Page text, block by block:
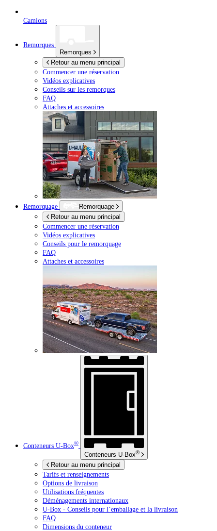
Camions
Remorques
Remorques
Retour au menu principal
Commencer une réservation
Vidéos explicatives
Conseils sur les remorques
FAQ
Attaches et accessoires
Remorquage
Remorquage
Retour au menu principal
Commencer une réservation
Vidéos explicatives
Conseils pour le remorquage
FAQ
Attaches et accessoires
Conteneurs U-Box®
Conteneurs U-Box®
Retour au menu principal
Tarifs et renseignements
Options de livraison
Utilisations fréquentes
Déménagements internationaux
U-Box - Conseils pour l’emballage et la livraison
FAQ
Dimensions du conteneur